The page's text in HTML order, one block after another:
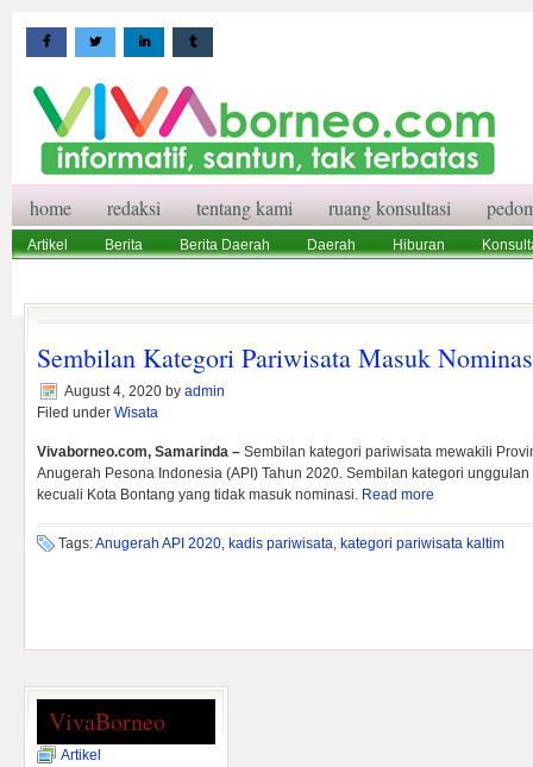
home redaksi tentang kami ruang konsultasi
Artikel Berita Berita Daerah Daerah Hiburan
Sembilan Kategori Pariwisata Masuk
August 4, 2020 by admin
Filed under Wisata
Vivaborneo.com, Samarinda – Sembilan kategori pariwisata mewakili
Anugerah Pesona Indonesia (API) Tahun 2020. Sembilan kategori
kecuali Kota Bontang yang tidak masuk nominasi. Read more
Tags:Anugerah API 2020, kadis pariwisata, kategori pariwisata kaltim
VivaBorneo
Artikel